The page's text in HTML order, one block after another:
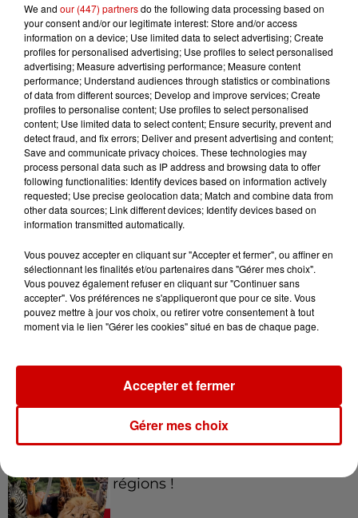
9h45
Cambriolages : plus de 18 000
logements visités en juillet 2026,
en...
7 août 2026
Pape Léon XIV en France : quel
est son programme ?
Jeux Voir plus
à Coulon !
Le Duel - Gagnez vos entrées
régions !
We and our (447) partnersdo the following data processing based on
your consent and/or our legitimate interest: Store and/or access
information on a device; Use limited data to select advertising; Create
profiles for personalised advertising; Use profiles to select personalised
advertising; Measure advertising performance; Measure content
performance; Understand audiences through statistics or combinations
of data from different sources; Develop and improve services; Create
profiles to personalise content; Use profiles to select personalised
content; Use limited data to select content; Ensure security, prevent and
detect fraud, and fix errors; Deliver and present advertising and content;
Save and communicate privacy choices. These technologies may
process personal data such as IP address and browsing data to offer
following functionalities: Identify devices based on information actively
requested; Use precise geolocation data; Match and combine data from
other data sources; Link different devices; Identify devices based on
information transmitted automatically.
Vous pouvez accepter en cliquant sur "Accepter et fermer", ou affiner en
sélectionnant les finalités et/ou partenaires dans "Gérer mes choix".
Vous pouvez également refuser en cliquant sur "Continuer sans
accepter". Vos préférences ne s'appliqueront que pour ce site. Vous
pouvez mettre à jour vos choix, ou retirer votre consentement à tout
moment via le lien "Gérer les cookies" situé en bas de chaque page.
Gérer mes choix
Accepter et fermer